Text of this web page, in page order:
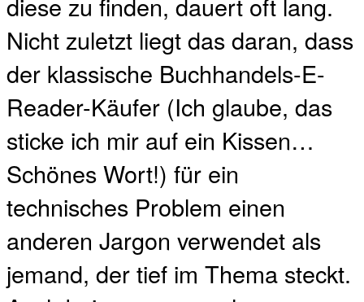
Nicht zuletzt liegt das daran, dass
der klassische Buchhandels-E-
Reader-Käufer (Ich glaube, das
sticke ich mir auf ein Kissen…
Schönes Wort!) für ein
technisches Problem einen
anderen Jargon verwendet als
jemand, der tief im Thema steckt.